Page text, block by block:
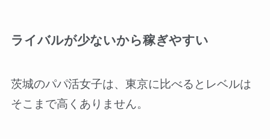
ライバルが少ないから稼ぎやすい
茨城のパパ活女子は、東京に比べるとレベルは
そこまで高くありません。